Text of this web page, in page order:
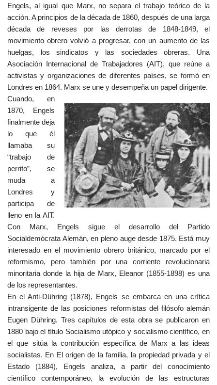
Engels, al igual que Marx, no separa el trabajo teórico de la
acción. A principios de la década de 1860, después de una larga
década de reveses por las derrotas de 1848-1849, el
movimiento obrero volvió a progresar, con un aumento de las
huelgas, los sindicatos y las sociedades obreras. Una
Asociación Internacional de Trabajadores (AIT), que reúne a
activistas y organizaciones de diferentes países, se formó en
Londres en 1864. Marx se une y desempeña un papel dirigente.
Cuando, en
1870, Engels
finalmente deja
lo que él
llamaba su
“trabajo de
perrito”, se
muda a
Londres y
participa de
lleno en la AIT.
Con Marx, Engels sigue el desarrollo del Partido
Socialdemócrata Alemán, en pleno auge desde 1875. Está muy
interesado en el movimiento obrero británico, marcado por el
reformismo, pero también por una corriente revolucionaria
minoritaria donde la hija de Marx, Eleanor (1855-1898) es una
de los representantes.
En el Anti-Dühring (1878), Engels se embarca en una crítica
intransigente de las posiciones reformistas del filósofo alemán
Eugen Dühring. Tres capítulos de esta obra se publicaron en
1880 bajo el título Socialismo utópico y socialismo científico, en
el que sitúa la contribución específica de Marx a las ideas
socialistas. En El origen de la familia, la propiedad privada y el
Estado (1884), Engels analiza, a partir del conocimiento
científico contemporáneo, la evolución de las estructuras